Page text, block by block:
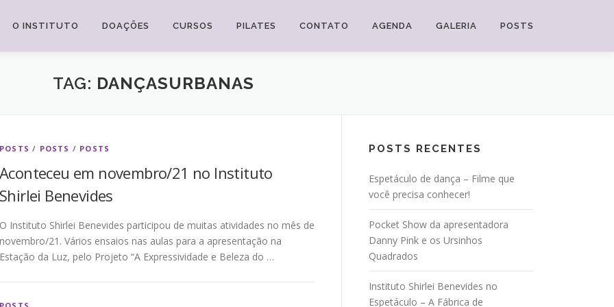
O INSTITUTO DOAÇÕES CURSOS PILATES CONTATO AGENDA GALERIA POSTS
TAG: DANÇASURBANAS
POSTS / POSTS / POSTS
Aconteceu em novembro/21 no Instituto
Shirlei Benevides
O Instituto Shirlei Benevides participou de muitas atividades no mês de
novembro/21. Vários ensaios nas aulas para a apresentação na
Estação da Luz, pelo Projeto “A Expressividade e Beleza do …
POSTS RECENTES
Espetáculo de dança – Filme que
você precisa conhecer!
Pocket Show da apresentadora
Danny Pink e os Ursinhos
Quadrados
Instituto Shirlei Benevides no
Espetáculo – A Fábrica de